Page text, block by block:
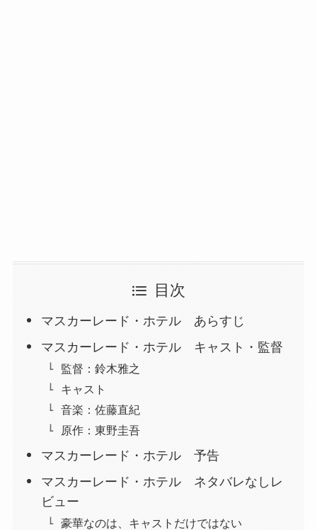
目次
マスカーレード・ホテル あらすじ
マスカーレード・ホテル キャスト・監督
監督：鈴木雅之
キャスト
音楽：佐藤直紀
原作：東野圭吾
マスカーレード・ホテル 予告
マスカーレード・ホテル ネタバレなしレ
ビュー
豪華なのは、キャストだけではない